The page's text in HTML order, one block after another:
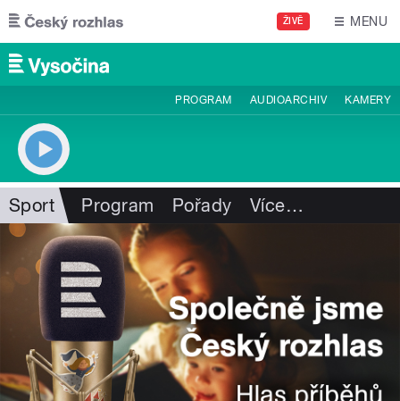
Přejít k hlavnímu obsahu
ŽIVĚ MENU
PROGRAM AUDIOARCHIV KAMERY
Sport Program Pořady Více…